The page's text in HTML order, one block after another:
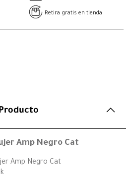
Retira gratis en tienda
Amp Negro Cat
Amp Negro Cat